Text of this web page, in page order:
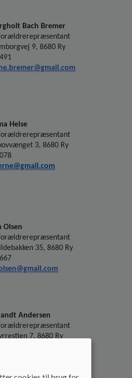
Bach Bremer
9, 8680 Ry
Heise
3, 8680 Ry
Olsen
35, 8680 Ry
Andersen
7, 8680 Ry